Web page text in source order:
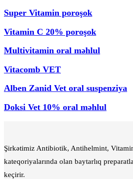
Super Vitamin poroşok
Vitamin C 20% poroşok
Multivitamin oral məhlul
Vitacomb VET
Alben Zanid Vet oral suspenziya
Doksi Vet 10% oral məhlul
Şirkətimiz Antibiotik, Antihelmint,
kateqoriyalarında olan baytarlıq
keçirir.